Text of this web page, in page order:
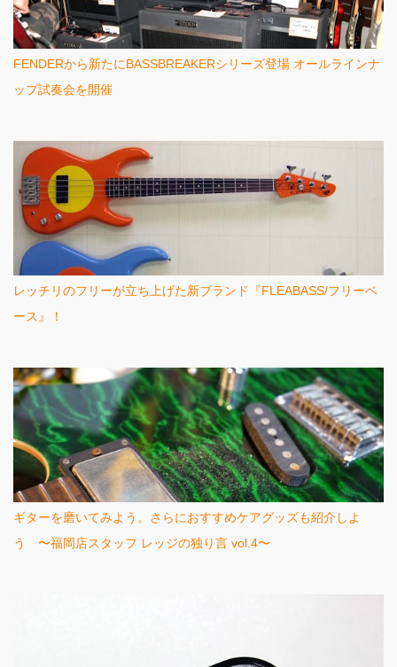
FENDERから新たにBASSBREAKERシリーズ登場 オールラインナ
ップ試奏会を開催
レッチリのフリーが立ち上げた新ブランド『FLEABASS/フリーベ
ース』！
ギターを磨いてみよう。さらにおすすめケアグッズも紹介しよ
う 〜福岡店スタッフ レッジの独り言 vol.4〜